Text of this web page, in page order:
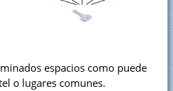
espacios como puede
o lugares comunes.